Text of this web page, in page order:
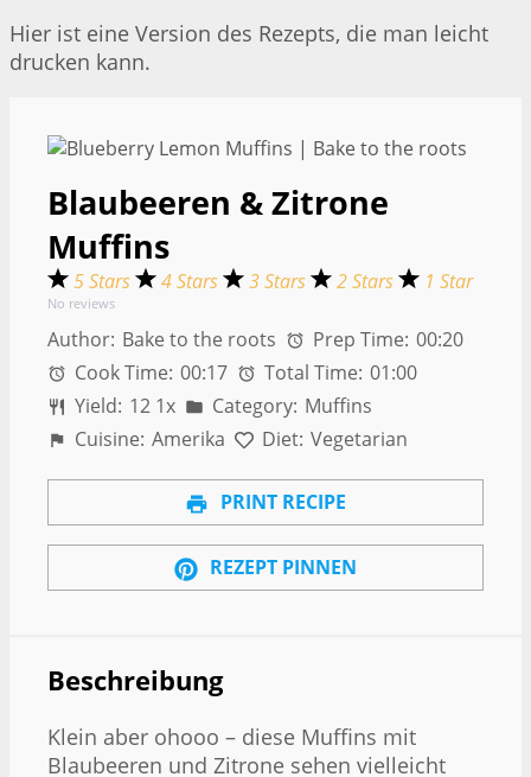
Hier ist eine Version des Rezepts, die man leicht
drucken kann.
Blaubeeren & Zitrone
Muffins
5 Stars 4 Stars 3 Stars 2 Stars 1 Star
No reviews
Author: Bake to the roots Prep Time: 00:20
Cook Time: 00:17 Total Time: 01:00
Yield: 12 1x Category: Muffins
Cuisine: Amerika Diet: Vegetarian
PRINT RECIPE
REZEPT PINNEN
Beschreibung
Klein aber ohooo – diese Muffins mit
Blaubeeren und Zitrone sehen vielleicht